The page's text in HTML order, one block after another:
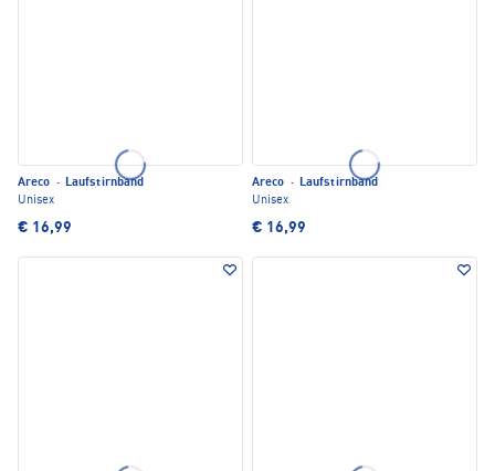
Areco · Laufstirnband
Unisex
€ 16,99
Areco · Laufstirnband
Unisex
€ 16,99